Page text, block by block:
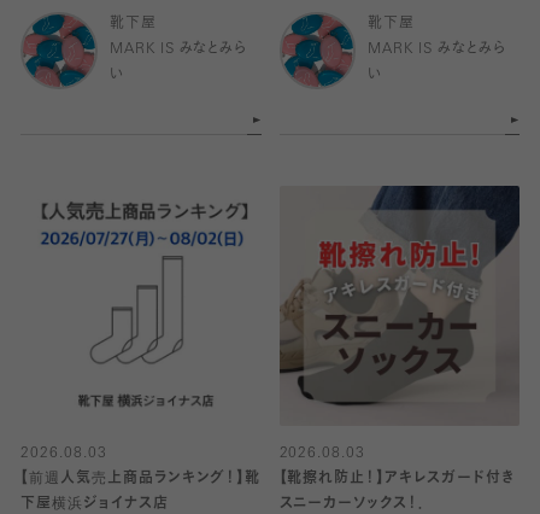
靴下屋
MARK IS みなとみら
い
靴下屋
MARK IS みなとみら
い
2026.08.03
【前週人気売上商品ランキング！】靴
下屋横浜ジョイナス店
2026.08.03
【靴擦れ防止！】アキレスガード付き
スニーカーソックス！．